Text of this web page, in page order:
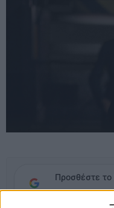
Προσθέστε το